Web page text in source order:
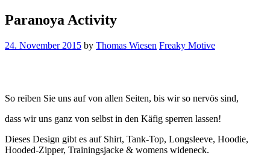
Paranoya Activity
24. November 2015 by Thomas Wiesen Freaky Motive
So reiben Sie uns auf von allen Seiten, bis wir so nervös sind,
dass wir uns ganz von selbst in den Käfig sperren lassen!
Dieses Design gibt es auf Shirt, Tank-Top, Longsleeve, Hoodie,
Hooded-Zipper, Trainingsjacke & womens wideneck.